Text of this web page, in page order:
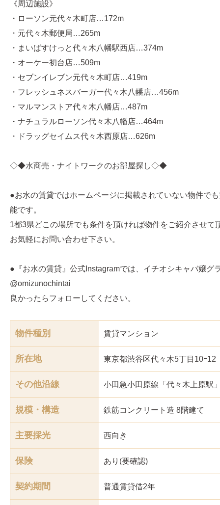
《周辺施設》
・ローソン元代々木町店…172m
・元代々木郵便局…265m
・まいばすけっと代々木八幡駅西店…374m
・オーケー初台店…509m
・セブンイレブン元代々木町店…419m
・フレッシュネスバーガー代々木八幡店…456m
・マルマンストア代々木八幡店…487m
・ナチュラルローソン代々木八幡店…464m
・ドラッグセイムス代々木西原店…626m
◇◆水商売・ナイトワークのお部屋探し◇◆
●お水の賃貸ではホームページに掲載されていない物件で
能です。
1都3県どこの場所でも条件を頂ければ物件をご紹介させて
お気軽にお問い合わせ下さい。
●『お水の賃貸』公式Instagramでは、イチオシキャバ嬢グ
@omizunochintai
良かったらフォローしてください。
物件種別 賃貸マンション
所在地 東京都渋谷区代々木5丁目10ｰ12
その他沿線 小田急小田原線「代々木上原駅
規模・構造 鉄筋コンクリート造 8階建て
主要採光 西向き
保険 あり(要確認)
契約期間 普通賃貸借2年